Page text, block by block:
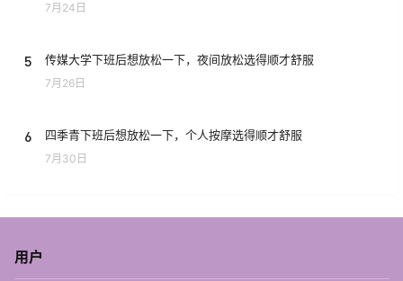
7月24日
5 传媒大学下班后想放松一下，夜间放松选得顺才舒服
7月26日
6 四季青下班后想放松一下，个人按摩选得顺才舒服
7月30日
用户